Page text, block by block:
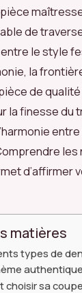
de
le style
la
de
la finesse du
les
d’affirmer
matières
types de
authentique
choisir sa